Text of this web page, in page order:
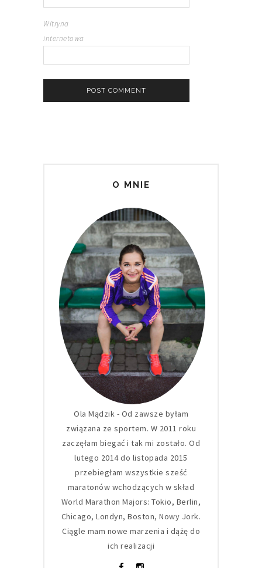
Witryna
internetowa
O MNIE
Ola Mądzik - Od zawsze byłam
związana ze sportem. W 2011 roku
zaczęłam biegać i tak mi zostało. Od
lutego 2014 do listopada 2015
przebiegłam wszystkie sześć
maratonów wchodzących w skład
World Marathon Majors: Tokio, Berlin,
Chicago, Londyn, Boston, Nowy Jork.
Ciągle mam nowe marzenia i dążę do
ich realizacji